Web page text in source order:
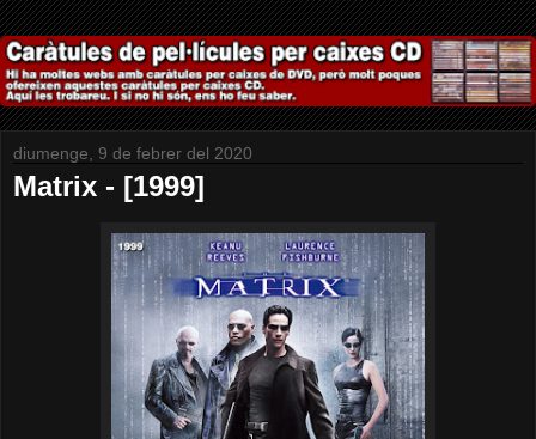
diumenge, 9 de febrer del 2020
Matrix - [1999]